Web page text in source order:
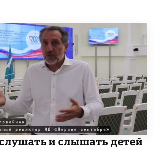
и слышать детей